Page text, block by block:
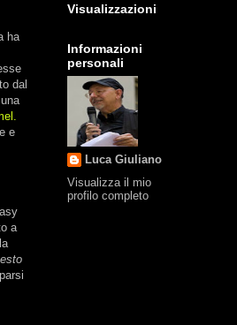
ha
dal
e
a
Visualizzazioni
Informazioni
personali
Luca Giuliano
Visualizza il mio
profilo completo